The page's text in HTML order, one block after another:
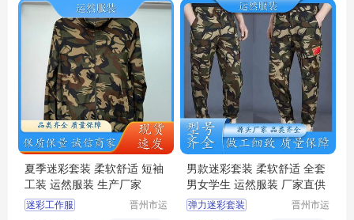
夏季迷彩套装 柔软舒适 短袖
工装 运然服装 生产厂家
迷彩工作服
晋州市运
男款迷彩套装 柔软舒适 全套
男女学生 运然服装 厂家直供
弹力迷彩套装
晋州市运